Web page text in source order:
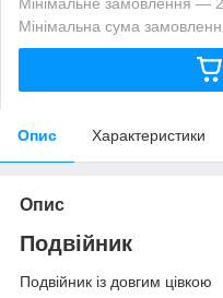
Мінімальна сума
Опис Характеристики
Опис
Подвійник
Подвійник із довгим цівкою